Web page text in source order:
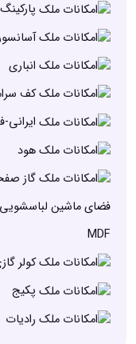
پارکینگ
انباری
کف
هود
گاز
فضای ماشین لباسشویی
MDF
کولر
پکیج
رادیات